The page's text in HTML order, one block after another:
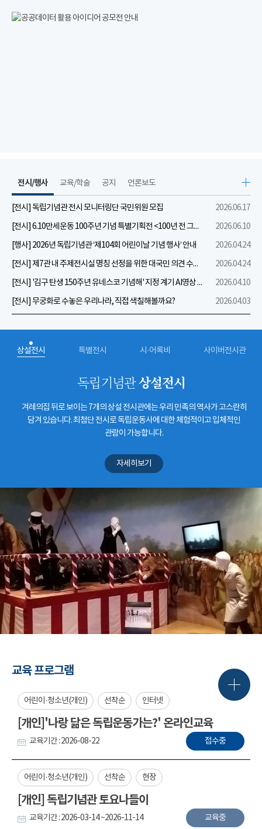
전시/행사
[전시] 독립기념관 전시 모니터링단 국민위원 모집
2026.06.17
[전시] 6.10만세운동 100주년 기념 특별기획전 <100년 전 그날을 보다: 6.10만세운동>
2026.06.10
[행사] 2026년 독립기념관 ‘제104회 어린이날 기념 행사’ 안내
2026.04.24
[전시] 제7관 내 주제전시실 명칭 선정을 위한 대국민 의견 수렴 실시
2026.04.24
[전시] '김구 탄생 150주년 유네스코 기념해' 지정 계기 AI영상 국민공모 개최 안내
2026.04.10
[전시] 무궁화로 수놓은 우리나라, 직접 색칠해볼까요?
2026.04.03
교육/학술 공지 언론보도
상설전시 특별전시 시·어록비 사이버전시관
독립기념관상설전시
겨레의집 뒤로 보이는 7개의 상설 전시관에는 우리 민족의 역사가 고스란히
담겨 있습니다. 최첨단 전시로 독립운동사에 대한 체험적이고 입체적인
관람이 가능합니다.
자세히보기
교육 프로그램
어린이·청소년(개인) 선착순 인터넷
[개인]'나랑 닮은 독립운동가는?' 온라인교육
교육기간 : 2026-08-22 접수중
어린이·청소년(개인) 선착순 현장
[개인] 독립기념관 토요나들이
교육기간 : 2026-03-14 ~2026-11-14 교육중